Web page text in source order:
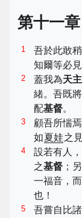
第十一
1
吾於此敢
知爾等必
2 蓋我為天主
緒。吾既
配基督。
3 顧吾所惴
如夏娃之
4 設若有人
之基督 ；
一福音，
也！
5 吾嘗自比